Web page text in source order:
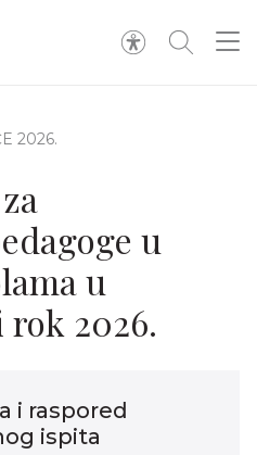
2026.
u
u
2026.
i raspored
ispita